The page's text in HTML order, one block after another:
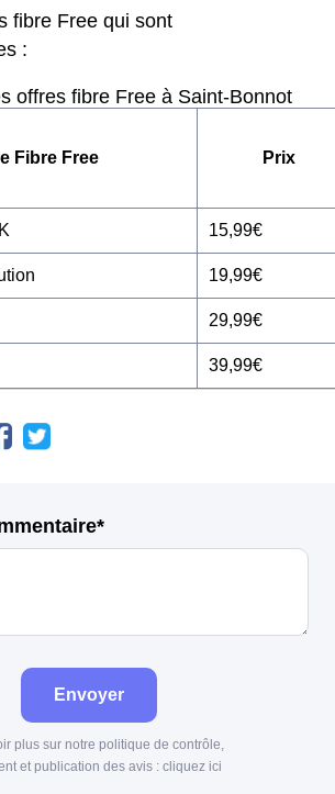
fibre Free qui sont
:
offres fibre Free à Saint-Bonnot
Fibre Free Prix
15,99€
19,99€
29,99€
39,99€
Envoyer
plus sur notre politique de contrôle,
et publication des avis : cliquez ici